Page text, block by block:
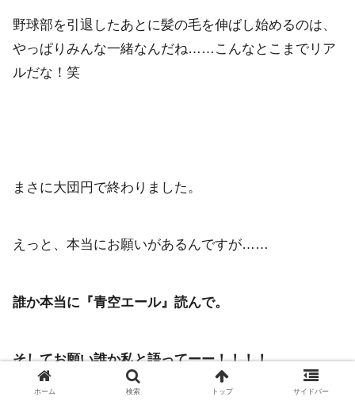
野球部を引退したあとに髪の毛を伸ばし始めるのは、
やっぱりみんな一緒なんだね……こんなとこまでリア
ルだな！笑
まさに大団円で終わりました。
えっと、本当にお願いがあるんですが……
誰か本当に『青空エール』読んで。
そしてお願い誰か私と語ってーー！！！！
ホーム 検索 トップ サイドバー